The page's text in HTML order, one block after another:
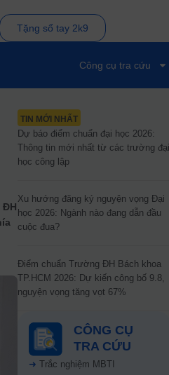
Tặng sổ tay 2k9
Công cụ tra cứu
ĐH
TIN MỚI NHẤT
Dự báo điểm chuẩn đại học 2026:
Thông tin mới nhất từ các trường đại
học công lập
Xu hướng đăng ký nguyện vọng Đại
học 2026: Ngành nào đang dẫn đầu
cuộc đua?
Điểm chuẩn Trường ĐH Bách khoa
TP.HCM 2026: Dự kiến công bố 9.8,
nguyện vọng tăng vọt 67%
CÔNG CỤ
TRA CỨU
➜ Trắc nghiệm MBTI